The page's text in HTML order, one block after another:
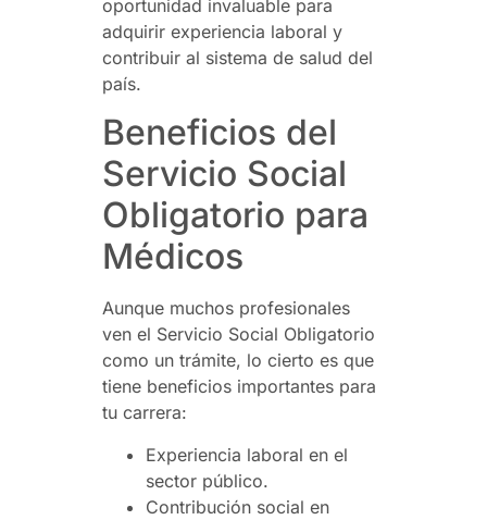
oportunidad invaluable para
adquirir experiencia laboral y
contribuir al sistema de salud del
país.
Beneficios del
Servicio Social
Obligatorio para
Médicos
Aunque muchos profesionales
ven el Servicio Social Obligatorio
como un trámite, lo cierto es que
tiene beneficios importantes para
tu carrera:
Experiencia laboral en el
sector público.
Contribución social en